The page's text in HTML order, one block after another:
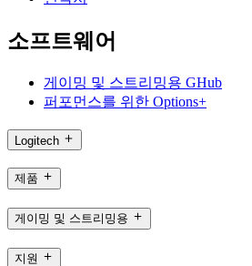
소프트웨어
게이밍 및 스트리밍용 GHub
퍼포먼스를 위한 Options+
Logitech
제품
게이밍 및 스트리밍용
지원